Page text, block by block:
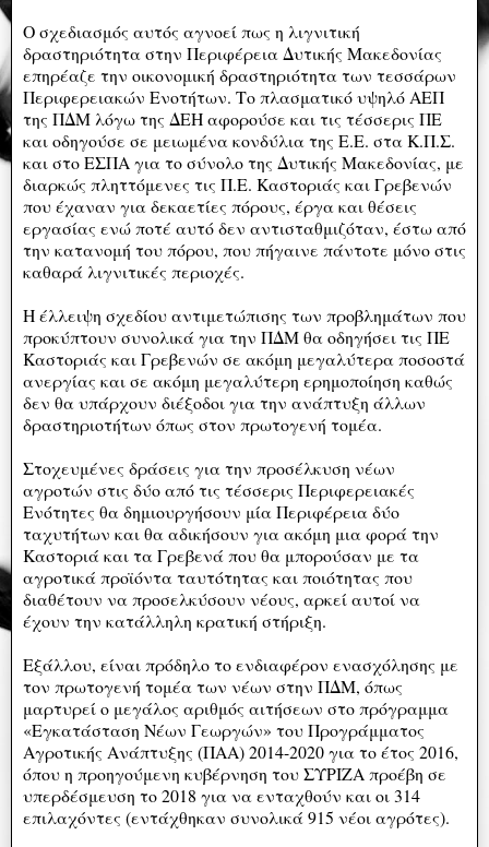
Ο σχεδιασμός αυτός αγνοεί πως η λιγνιτική
δραστηριότητα στην Περιφέρεια Δυτικής Μακεδονίας
επηρέαζε την οικονομική δραστηριότητα των τεσσάρων
Περιφερειακών Ενοτήτων. Το πλασματικό υψηλό ΑΕΠ
της ΠΔΜ λόγω της ΔΕΗ αφορούσε και τις τέσσερις ΠΕ
και οδηγούσε σε μειωμένα κονδύλια της Ε.Ε. στα Κ.Π.Σ.
και στο ΕΣΠΑ για το σύνολο της Δυτικής Μακεδονίας, με
διαρκώς πληττόμενες τις Π.Ε. Καστοριάς και Γρεβενών
που έχαναν για δεκαετίες πόρους, έργα και θέσεις
εργασίας ενώ ποτέ αυτό δεν αντισταθμιζόταν, έστω από
την κατανομή του πόρου, που πήγαινε πάντοτε μόνο στις
καθαρά λιγνιτικές περιοχές.
Η έλλειψη σχεδίου αντιμετώπισης των προβλημάτων που
προκύπτουν συνολικά για την ΠΔΜ θα οδηγήσει τις ΠΕ
Καστοριάς και Γρεβενών σε ακόμη μεγαλύτερα ποσοστά
ανεργίας και σε ακόμη μεγαλύτερη ερημοποίηση καθώς
δεν θα υπάρχουν διέξοδοι για την ανάπτυξη άλλων
δραστηριοτήτων όπως στον πρωτογενή τομέα.
Στοχευμένες δράσεις για την προσέλκυση νέων
αγροτών στις δύο από τις τέσσερις Περιφερειακές
Ενότητες θα δημιουργήσουν μία Περιφέρεια δύο
ταχυτήτων και θα αδικήσουν για ακόμη μια φορά την
Καστοριά και τα Γρεβενά που θα μπορούσαν με τα
αγροτικά προϊόντα ταυτότητας και ποιότητας που
διαθέτουν να προσελκύσουν νέους, αρκεί αυτοί να
έχουν την κατάλληλη κρατική στήριξη.
Εξάλλου, είναι πρόδηλο το ενδιαφέρον ενασχόλησης με
τον πρωτογενή τομέα των νέων στην ΠΔΜ, όπως
μαρτυρεί ο μεγάλος αριθμός αιτήσεων στο πρόγραμμα
«Εγκατάσταση Νέων Γεωργών» του Προγράμματος
Αγροτικής Ανάπτυξης (ΠΑΑ) 2014-2020 για το έτος 2016,
όπου η προηγούμενη κυβέρνηση του ΣΥΡΙΖΑ προέβη σε
υπερδέσμευση το 2018 για να ενταχθούν και οι 314
επιλαχόντες (εντάχθηκαν συνολικά 915 νέοι αγρότες).